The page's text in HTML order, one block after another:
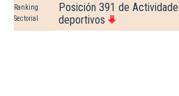
Ranking
Sectorial
Posición 391 de
deportivos